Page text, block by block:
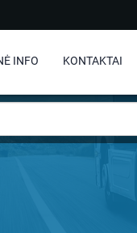
INFO KONTAKTAI